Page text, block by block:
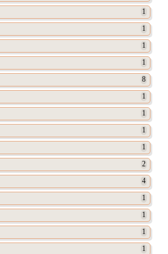
1
1
1
1
8
1
1
1
1
2
4
1
1
1
1